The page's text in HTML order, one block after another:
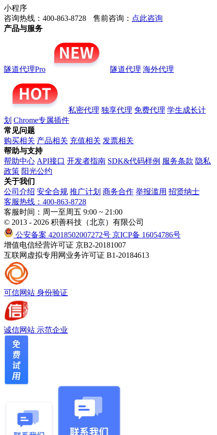
小程序
咨询热线：400-863-8728
售前咨询： 点此咨询
产品与服务
隧道代理Pro 隧道代理 海外代理
私密代理 独享代理 免费代理 学生成长计
划 Chrome专属插件
常见问题
购买相关 产品相关 充值相关 发票相关
帮助与支持
帮助中心 API接口 开发者指南 SDK&代码样例 服务条款 隐私
政策 阳光公约
关于我们
公司介绍 安全合规 推广计划 商务合作 举报滥用 招贤纳士
客服热线：400-863-8728
客服时间：周一至周五 9:00 ~ 21:00
© 2013 - 2026 积善科技（北京）有限公司
公安备案 42018502007272号 京ICP备 16054786号
增值电信经营许可证 京B2-20181007
互联网虚拟专用网业务许可证 B1-20184613
可信网站 身份验证
诚信网站 示范企业